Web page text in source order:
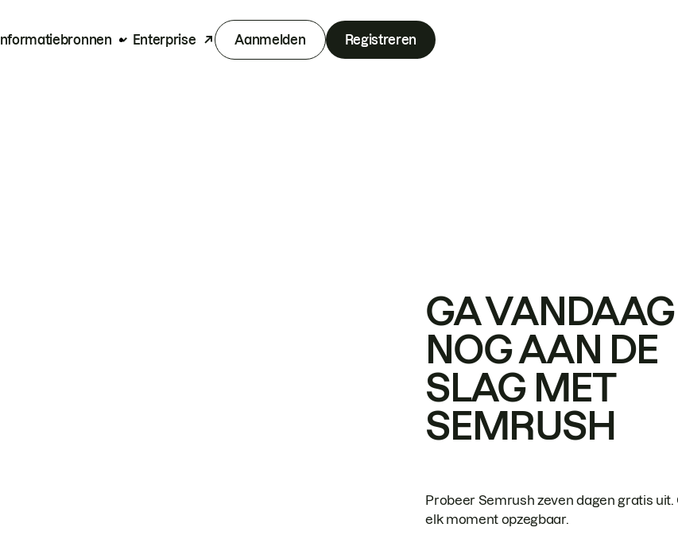
Informatiebronnen Enterprise Aanmelden Registreren
GA VANDAAG
NOG AAN DE
SLAG MET
SEMRUSH
Probeer Semrush zeven dagen gratis uit.
elk moment opzegbaar.